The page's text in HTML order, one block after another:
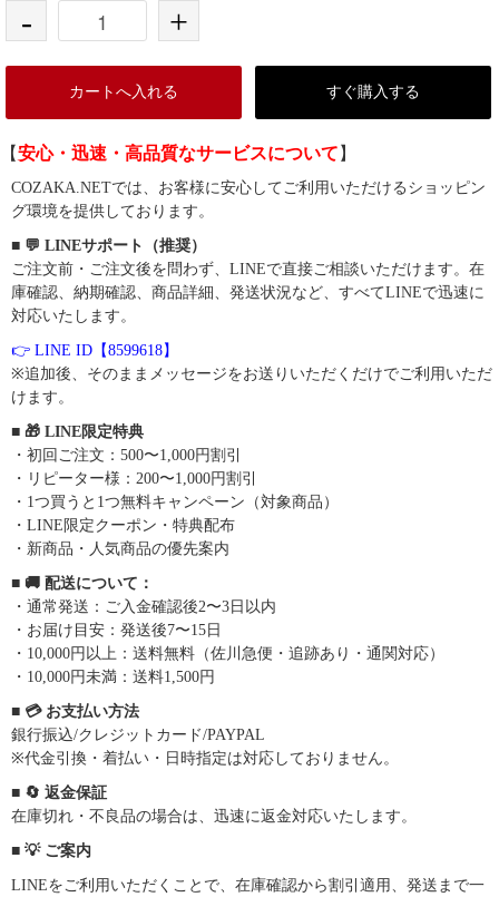
- +
カートへ入れる すぐ購入する
【安心・迅速・高品質なサービスについて 】
COZAKA.NETでは、お客様に安心してご利用いただけるショッピン
グ環境を提供しております。
■ 💬 LINEサポート（推奨）
ご注文前・ご注文後を問わず、LINEで直接ご相談いただけます。在
庫確認、納期確認、商品詳細、発送状況など、すべてLINEで迅速に
対応いたします。
👉 LINE ID【8599618】
※追加後、そのままメッセージをお送りいただくだけでご利用いただ
けます。
■ 🎁 LINE限定特典
・初回ご注文：500〜1,000円割引
・リピーター様：200〜1,000円割引
・1つ買うと1つ無料キャンペーン（対象商品）
・LINE限定クーポン・特典配布
・新商品・人気商品の優先案内
■ 🚚 配送について：
・通常発送：ご入金確認後2〜3日以内
・お届け目安：発送後7〜15日
・10,000円以上：送料無料（佐川急便・追跡あり・通関対応）
・10,000円未満：送料1,500円
■ 💳 お支払い方法
銀行振込/クレジットカード/PAYPAL
※代金引換・着払い・日時指定は対応しておりません。
■ 🔄 返金保証
在庫切れ・不良品の場合は、迅速に返金対応いたします。
■ 💡 ご案内
LINEをご利用いただくことで、在庫確認から割引適用、発送まで一